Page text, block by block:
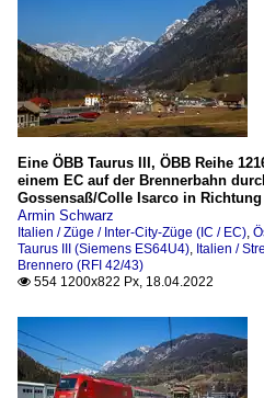
Eine ÖBB Taurus III, ÖBB Reihe
einem EC auf der Brennerbahn
Gossensaß/Colle Isarco in Richtung
Armin Schwarz
Italien / Züge / Inter-City-Züge (IC / EC),
Taurus III (Siemens ES64U4), Italien /
Brennero (RFI 42/43)
 554 1200x822 Px, 18.04.2022